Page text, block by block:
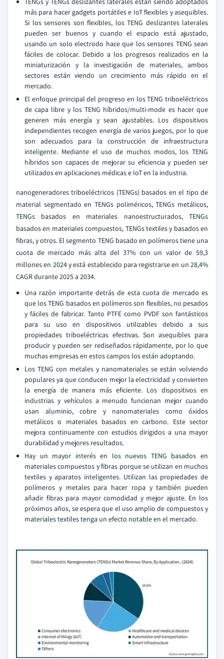
más para hacer gadgets portátiles e IoT flexibles y asequibles.
Si los sensores son flexibles, los TENG deslizantes laterales
pueden ser buenos y cuando el espacio está ajustado,
usando un solo electrodo hace que los sensores TENG sean
fáciles de colocar. Debido a los progresos realizados en la
miniaturización y la investigación de materiales, ambos
sectores están viendo un crecimiento más rápido en el
mercado.
El enfoque principal del progreso en los TENG triboeléctricos
de capa libre y los TENG híbridos/multi-mode es hacer que
generen más energía y sean ajustables. Los dispositivos
independientes recogen energía de varios juegos, por lo que
son adecuados para la construcción de infraestructura
inteligente. Mediante el uso de muchos modos, los TENG
híbridos son capaces de mejorar su eficiencia y pueden ser
utilizados en aplicaciones médicas e IoT en la industria.
nanogeneradores triboeléctricos (TENGs) basados en el tipo de
material segmentado en TENGs poliméricos, TENGs metálicos,
TENGs basados en materiales nanoestructurados, TENGs
basados en materiales compuestos, TENGs textiles y basados en
fibras, y otros. El segmento TENG basado en polímeros tiene una
cuota de mercado más alta del 37% con un valor de 59,3
millones en 2024 y está establecido para registrarse en un 28,4%
CAGR durante 2025 a 2034.
Una razón importante detrás de esta cuota de mercado es
que los TENG basados en polímeros son flexibles, no pesados
y fáciles de fabricar. Tanto PTFE como PVDF son fantásticos
para su uso en dispositivos utilizables debido a sus
propiedades triboeléctricas efectivas. Son asequibles para
producir y pueden ser rediseñados rápidamente, por lo que
muchas empresas en estos campos los están adoptando.
Los TENG con metales y nanomateriales se están volviendo
populares ya que conducen mejor la electricidad y convierten
la energía de manera más eficiente. Los dispositivos en
industrias y vehículos a menudo funcionan mejor cuando
usan aluminio, cobre y nanomateriales como óxidos
metálicos o materiales basados en carbono. Este sector
mejora continuamente con estudios dirigidos a una mayor
durabilidad y mejores resultados.
Hay un mayor interés en los nuevos TENG basados en
materiales compuestos y fibras porque se utilizan en muchos
textiles y aparatos inteligentes. Utilizan las propiedades de
polímeros y metales para hacer ropa y también pueden
añadir fibras para mayor comodidad y mejor ajuste. En los
próximos años, se espera que el uso amplio de compuestos y
materiales textiles tenga un efecto notable en el mercado.